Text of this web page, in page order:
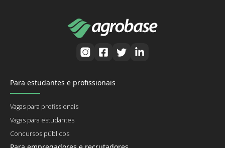
Para estudantes e profissionais
Vagas para profissionais
Vagas para estudantes
Concursos públicos